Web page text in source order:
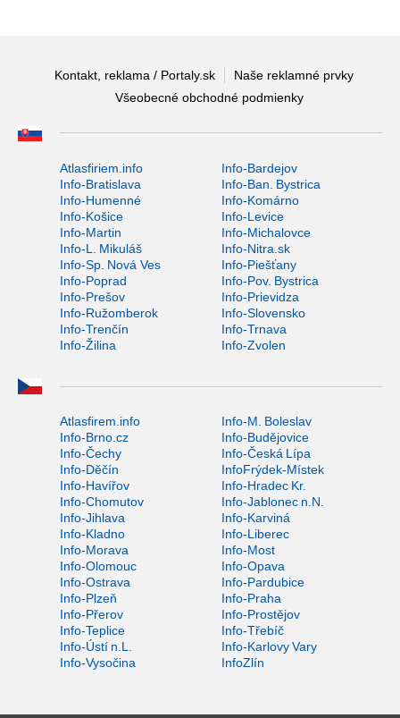
Kontakt, reklama / Portaly.sk
Naše reklamné prvky
Všeobecné obchodné podmienky
Atlasfiriem.info
Info-Bardejov
Info-Bratislava
Info-Ban. Bystrica
Info-Humenné
Info-Komárno
Info-Košice
Info-Levice
Info-Martin
Info-Michalovce
Info-L. Mikuláš
Info-Nitra.sk
Info-Sp. Nová Ves
Info-Piešťany
Info-Poprad
Info-Pov. Bystrica
Info-Prešov
Info-Prievidza
Info-Ružomberok
Info-Slovensko
Info-Trenčín
Info-Trnava
Info-Žilina
Info-Zvolen
Atlasfirem.info
Info-M. Boleslav
Info-Brno.cz
Info-Budějovice
Info-Čechy
Info-Česká Lípa
Info-Děčín
InfoFrýdek-Místek
Info-Havířov
Info-Hradec Kr.
Info-Chomutov
Info-Jablonec n.N.
Info-Jihlava
Info-Karviná
Info-Kladno
Info-Liberec
Info-Morava
Info-Most
Info-Olomouc
Info-Opava
Info-Ostrava
Info-Pardubice
Info-Plzeň
Info-Praha
Info-Přerov
Info-Prostějov
Info-Teplice
Info-Třebíč
Info-Ústí n.L.
Info-Karlovy Vary
Info-Vysočina
InfoZlín